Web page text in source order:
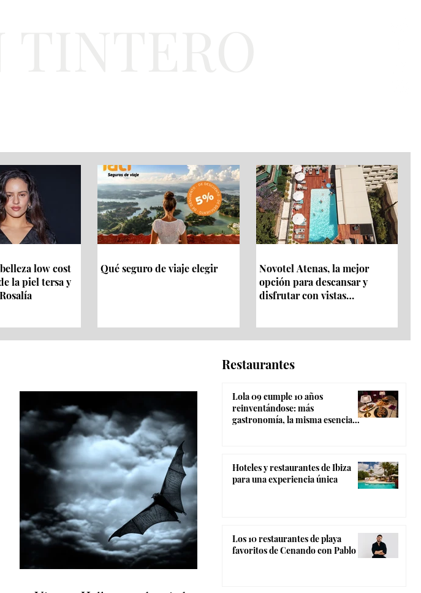
low cost
la piel tersa y
Qué seguro de viaje elegir
Novotel Atenas, la mejor
opción para descansar y
disfrutar con vistas
Restaurantes
Lola 09 cumple 10 años
reinventándose: más
gastronomía, la misma esencia
Hoteles y restaurantes de Ibiza
para una experiencia única
Los 10 restaurantes de playa
favoritos de Cenando con Pablo